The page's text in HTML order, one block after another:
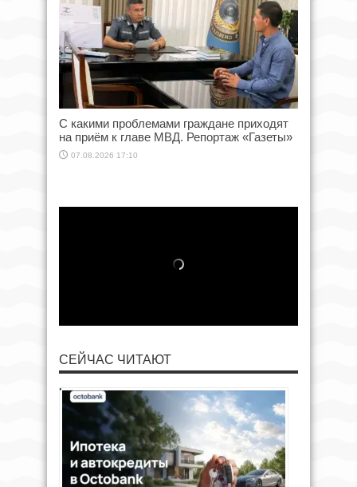
С какими проблемами граждане приходят
на приём к главе МВД. Репортаж «Газеты»
07.08.2026 17:10
СЕЙЧАС ЧИТАЮТ